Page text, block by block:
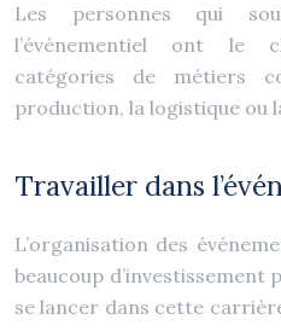
Les personnes qui
l’événementiel ont le
catégories de métiers
production, la logistique ou
Travailler dans
L’organisation des
beaucoup d’investissement
se lancer dans cette